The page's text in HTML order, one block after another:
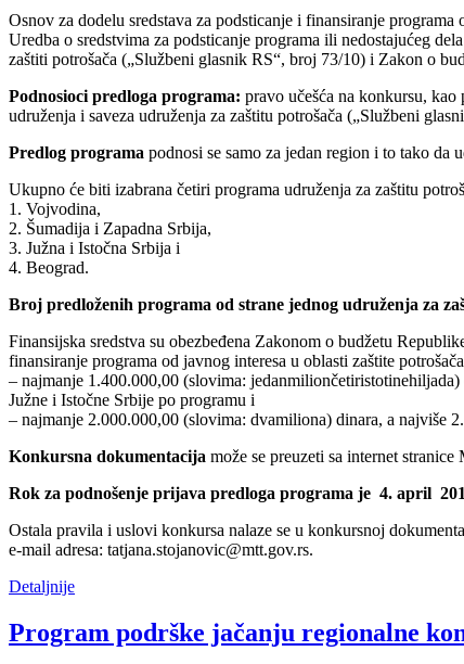
Osnov za dodelu sredstava za podsticanje i finansiranje
Uredba o sredstvima za podsticanje programa ili nedostajućeg
zaštiti potrošača („Službeni glasnik RS“, broj 73/10) i Zakon o
Podnosioci predloga programa: pravo učešća na konkursu,
udruženja i saveza udruženja za zaštitu potrošača („Službeni
Predlog programa podnosi se samo za jedan region i to tako da
Ukupno će biti izabrana četiri programa udruženja za zaštitu
1. Vojvodina,
2. Šumadija i Zapadna Srbija,
3. Južna i Istočna Srbija i
4. Beograd.
Broj predloženih programa od strane jednog udruženja za
Finansijska sredstva su obezbeđena Zakonom o budžetu
finansiranje programa od javnog interesa u oblasti zaštite
– najmanje 1.400.000,00 (slovima:
Južne i Istočne Srbije po programu i
– najmanje 2.000.000,00 (slovima: dvamiliona) dinara, a najviše
Konkursna dokumentacija može se preuzeti sa internet
Rok za podnošenje prijava predloga programa je 4. april
Ostala pravila i uslovi konkursa nalaze se u konkursnoj
e-mail adresa: tatjana.stojanovic@mtt.gov.rs.
Detaljnije
Program podrške jačanju regionalne